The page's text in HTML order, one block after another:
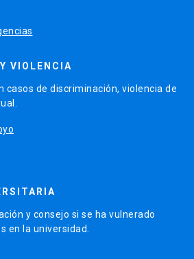
VIOLENCIA
casos de discriminación, violencia de
y consejo si se ha vulnerado
en la universidad.